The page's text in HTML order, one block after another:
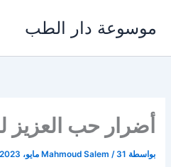
المحتوى
موسوعة دار الطب
أضرار حب العزيز
بواسطة Mahmoud Salem /31 مايو، 2023